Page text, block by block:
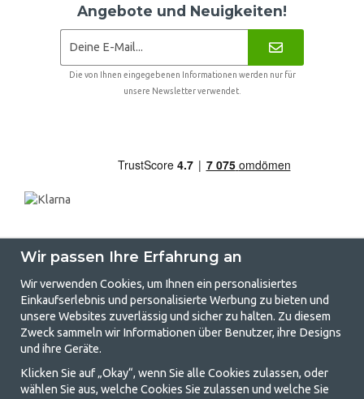
Angebote und Neuigkeiten!
Die von Ihnen eingegebenen Informationen werden nur für
unsere Newsletter verwendet.
GetCamping.de - Ihr Geschäft für
Camping und Outdoor-Leben
Camping kann entweder ein Lebensstil sein oder eine Möglichkeit, die
Wir passen Ihre Erfahrung an
Wir verwenden Cookies, um Ihnen ein personalisiertes
Einkaufserlebnis und personalisierte Werbung zu bieten und
unsere Websites zuverlässig und sicher zu halten. Zu diesem
Zweck sammeln wir Informationen über Benutzer, ihre Designs
und ihre Geräte.
Klicken Sie auf „Okay“, wenn Sie alle Cookies zulassen, oder
wählen Sie aus, welche Cookies Sie zulassen und welche Sie